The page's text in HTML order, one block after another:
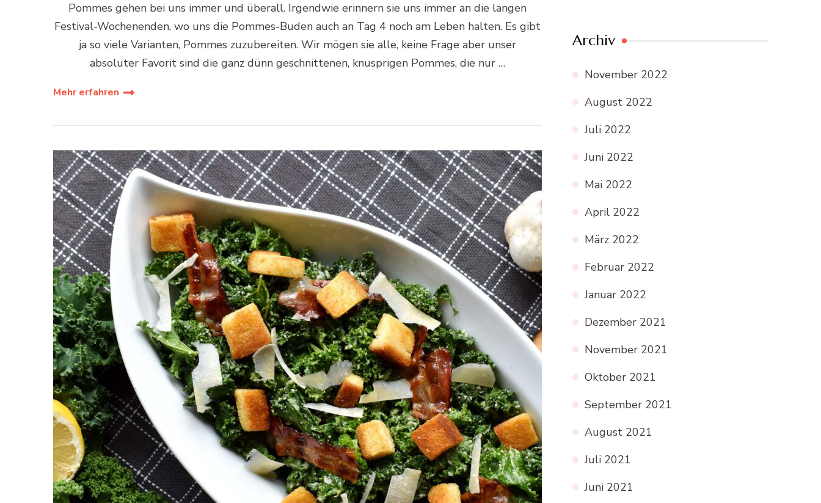
Pommes gehen bei uns immer und überall. Irgendwie erinnern sie uns immer an die langen
Festival-Wochenenden, wo uns die Pommes-Buden auch an Tag 4 noch am Leben halten. Es gibt
ja so viele Varianten, Pommes zuzubereiten. Wir mögen sie alle, keine Frage aber unser
absoluter Favorit sind die ganz dünn geschnittenen, knusprigen Pommes, die nur …
Mehr erfahren
Archiv
November 2022
August 2022
Juli 2022
Juni 2022
Mai 2022
April 2022
März 2022
Februar 2022
Januar 2022
Dezember 2021
November 2021
Oktober 2021
September 2021
August 2021
Juli 2021
Juni 2021